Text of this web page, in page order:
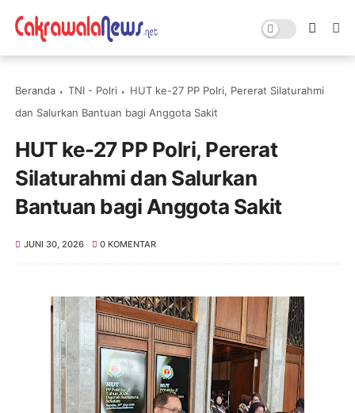
Beranda TNI - Polri
HUT ke-27 PP Polri, Pererat Silaturahmi
dan Salurkan Bantuan bagi Anggota Sakit
HUT ke-27 PP Polri, Pererat
Silaturahmi dan Salurkan
Bantuan bagi Anggota Sakit
JUNI 30, 2026 0 KOMENTAR